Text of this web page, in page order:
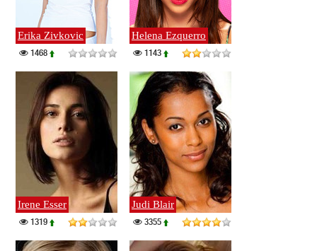
Erika Zivkovic
1468
Helena Ezquerro
1143
Irene Esser
1319
Judi Blair
3355